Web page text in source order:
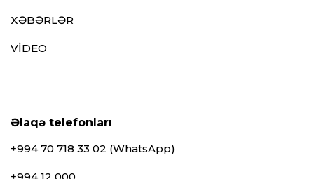
XƏBƏRLƏR
VİDEO
Əlaqə telefonları
+994 70 718 33 02 (WhatsApp)